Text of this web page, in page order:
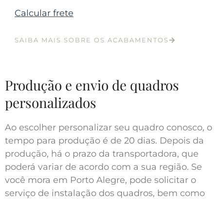
Calcular frete
SAIBA MAIS SOBRE OS ACABAMENTOS
Produção e envio de quadros
personalizados
Ao escolher personalizar seu quadro conosco, o
tempo para produção é de 20 dias. Depois da
produção, há o prazo da transportadora, que
poderá variar de acordo com a sua região. Se
você mora em Porto Alegre, pode solicitar o
serviço de instalação dos quadros, bem como